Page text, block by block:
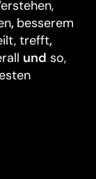
, besserem
trefft,
und so,